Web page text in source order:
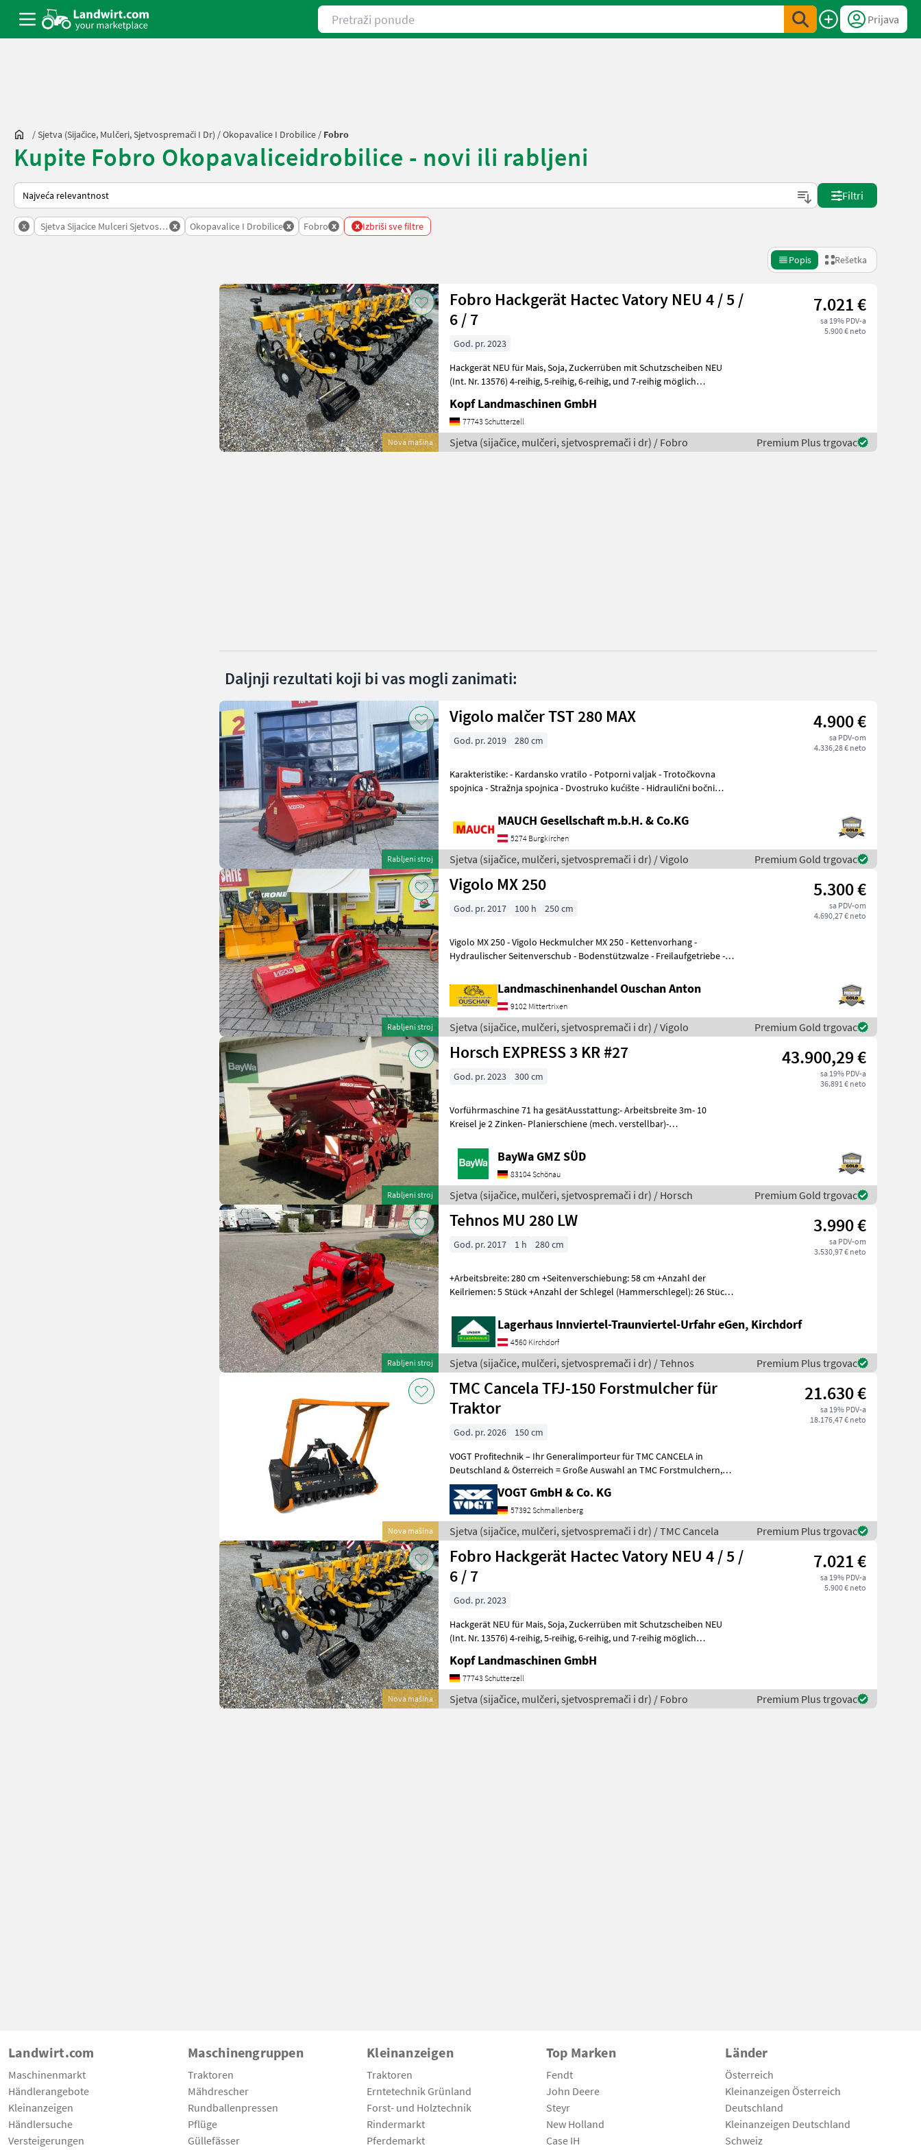
Pretraži ponude
Prijava
/Sjetva (sijačice, Mulčeri, Sjetvospremači I Dr) /Okopavalice I Drobilice / Fobro
Kupite Fobro Okopavaliceidrobilice - novi ili rabljeni
Tako se sortira na Landwirt.com
Filtri
x Sjetva Sijacice Mulceri Sjetvospremaci I Dr
x Okopavalice I Drobilice x Fobro x x Izbriši sve filtre
Popis Rešetka
Nova mašina
Fobro Hackgerät Hactec Vatory NEU 4 / 5 /
6 / 7
7.021 €
sa 19% PDV-a
5.900 € neto
God. pr. 2023
Hackgerät NEU für Mais, Soja, Zuckerrüben mit Schutzscheiben NEU
(Int. Nr. 13576) 4-reihig, 5-reihig, 6-reihig, und 7-reihig möglich
Kopf Landmaschinen GmbH
77743 Schutterzell
Sjetva (sijačice, mulčeri, sjetvospremači i dr) / Fobro Premium Plus trgovac
Daljnji rezultati koji bi vas mogli zanimati:
Rabljeni stroj
Vigolo malčer TST 280 MAX 4.900 €
sa PDV-om
4.336,28 € neto
God. pr. 2019 280 cm
Karakteristike: - Kardansko vratilo - Potporni valjak - Trotočkovna
spojnica - Stražnja spojnica - Dvostruko kućište - Hidraulični bočni
MAUCH Gesellschaft m.b.H. & Co.KG
5274 Burgkirchen
Sjetva (sijačice, mulčeri, sjetvospremači i dr) / Vigolo Premium Gold trgovac
Rabljeni stroj
Vigolo MX 250 5.300 €
sa PDV-om
4.690,27 € neto
God. pr. 2017 100 h 250 cm
Vigolo MX 250 - Vigolo Heckmulcher MX 250 - Kettenvorhang -
Hydraulischer Seitenverschub - Bodenstützwalze - Freilaufgetriebe -
Landmaschinenhandel Ouschan Anton
9102 Mittertrixen
Sjetva (sijačice, mulčeri, sjetvospremači i dr) / Vigolo Premium Gold trgovac
Rabljeni stroj
Horsch EXPRESS 3 KR #27 43.900,29 €
sa 19% PDV-a
36.891 € neto
God. pr. 2023 300 cm
Vorführmaschine 71 ha gesätAusstattung:- Arbeitsbreite 3m- 10
Kreisel je 2 Zinken- Planierschiene (mech. verstellbar)-
BayWa GMZ SÜD
83104 Schönau
Sjetva (sijačice, mulčeri, sjetvospremači i dr) / Horsch Premium Gold trgovac
Rabljeni stroj
Tehnos MU 280 LW 3.990 €
sa PDV-om
3.530,97 € neto
God. pr. 2017 1 h 280 cm
+Arbeitsbreite: 280 cm +Seitenverschiebung: 58 cm +Anzahl der
Keilriemen: 5 Stück +Anzahl der Schlegel (Hammerschlegel): 26 Stück
Lagerhaus Innviertel-Traunviertel-Urfahr eGen, Kirchdorf
4560 Kirchdorf
Sjetva (sijačice, mulčeri, sjetvospremači i dr) / Tehnos Premium Plus trgovac
Nova mašina
TMC Cancela TFJ-150 Forstmulcher für
Traktor
21.630 €
sa 19% PDV-a
18.176,47 € neto
God. pr. 2026
150 cm
VOGT Profitechnik – Ihr Generalimporteur für TMC CANCELA in
Deutschland & Österreich = Große Auswahl an TMC Forstmulchern,
Forstfräsen & Steinbrechern für Schlep
VOGT GmbH & Co. KG
57392 Schmallenberg
Sjetva (sijačice, mulčeri, sjetvospremači i dr) / TMC Cancela Premium Plus trgovac
Nova mašina
Fobro Hackgerät Hactec Vatory NEU 4 / 5 /
6 / 7
7.021 €
sa 19% PDV-a
5.900 € neto
God. pr. 2023
Hackgerät NEU für Mais, Soja, Zuckerrüben mit Schutzscheiben NEU
(Int. Nr. 13576) 4-reihig, 5-reihig, 6-reihig, und 7-reihig möglich
Kopf Landmaschinen GmbH
77743 Schutterzell
Sjetva (sijačice, mulčeri, sjetvospremači i dr) / Fobro Premium Plus trgovac
Landwirt.com
Maschinenmarkt
Händlerangebote
Kleinanzeigen
Händlersuche
Versteigerungen
Maschinengruppen
Traktoren
Mähdrescher
Rundballenpressen
Pflüge
Güllefässer
Kleinanzeigen
Traktoren
Erntetechnik Grünland
Forst- und Holztechnik
Rindermarkt
Pferdemarkt
Top Marken
Fendt
John Deere
Steyr
New Holland
Case IH
Länder
Österreich
Kleinanzeigen Österreich
Deutschland
Kleinanzeigen Deutschland
Schweiz